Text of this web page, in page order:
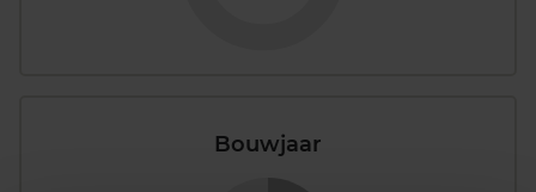
Bouwjaar